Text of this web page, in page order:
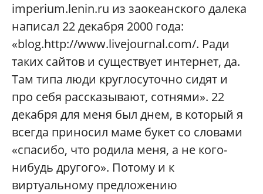
imperium.lenin.ru из заокеанского далека
написал 22 декабря 2000 года:
«blog.http://www.livejournal.com/. Ради
таких сайтов и существует интернет, да.
Там типа люди круглосуточно сидят и
про себя рассказывают, сотнями». 22
декабря для меня был днем, в который я
всегда приносил маме букет со словами
«спасибо, что родила меня, а не кого-
нибудь другого». Потому и к
виртуальному предложению